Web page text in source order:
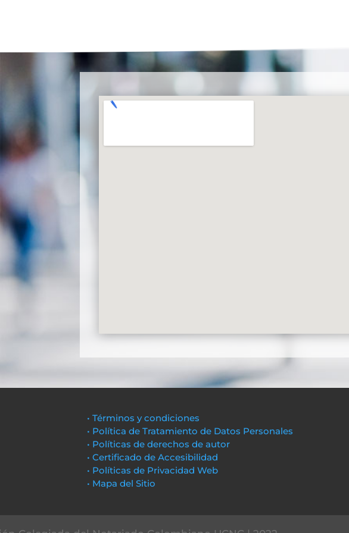
• Términos y condiciones
• Política de Tratamiento de Datos Personales
• Políticas de derechos de autor
• Certificado de Accesibilidad
• Políticas de Privacidad Web
• Mapa del Sitio